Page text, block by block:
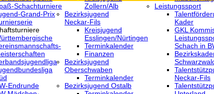
Schachturniere
Grand-Prix
Endrunde
Zollern/Alb
Bezirksjugend
Neckar-Fils
Kreisjugend
‎Esslingen/Nürtingen
Terminkalender
Finanzen
Bezirksjugend
Oberschwaben
Terminkalender
Bezirksjugend Ostalb
Leistungssport
Kader
GKL
Schach in
Neckar-Fils